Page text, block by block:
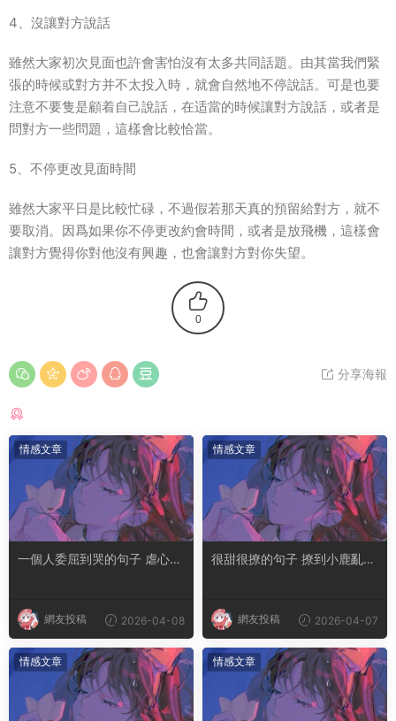
4、沒讓對方說話
雖然大家初次見面也許會害怕沒有太多共同話題。由其當我們緊
張的時候或對方并不太投入時，就會自然地不停說話。可是也要
注意不要隻是顧着自己說話，在适當的時候讓對方說話，或者是
問對方一些問題，這樣會比較恰當。
5、不停更改見面時間
雖然大家平日是比較忙碌，不過假若那天真的預留給對方，就不
要取消。因爲如果你不停更改約會時間，或者是放飛機，這樣會
讓對方覺得你對他沒有興趣，也會讓對方對你失望。
0
分享海報
情感文章
一個人委屈到哭的句子 虐心到
網友投稿 2026-04-08
情感文章
很甜很撩的句子 撩到小鹿亂撞
網友投稿 2026-04-07
情感文章 情感文章